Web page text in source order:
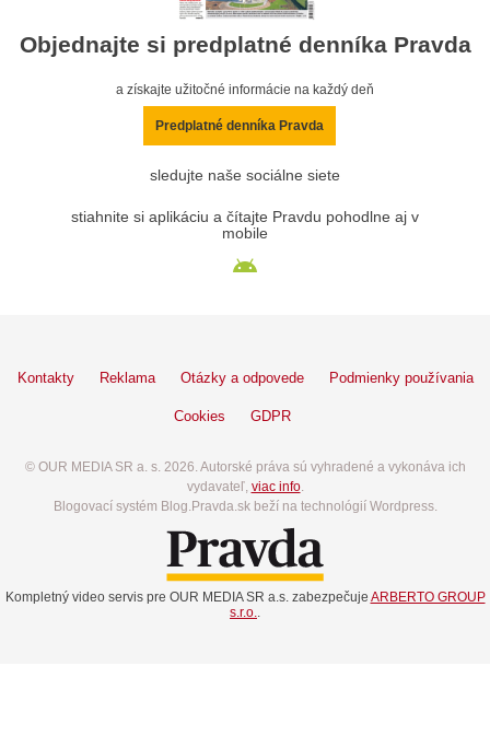
Objednajte si predplatné denníka Pravda
a získajte užitočné informácie na každý deň
Predplatné denníka Pravda
sledujte naše sociálne siete
stiahnite si aplikáciu a čítajte Pravdu pohodlne aj v
mobile
Kontakty Reklama Otázky a odpovede Podmienky používania
Cookies GDPR
© OUR MEDIA SR a. s. 2026. Autorské práva sú vyhradené a vykonáva ich
vydavateľ, viac info.
Blogovací systém Blog.Pravda.sk beží na technológií Wordpress.
Kompletný video servis pre OUR MEDIA SR a.s. zabezpečuje ARBERTO GROUP
s.r.o..